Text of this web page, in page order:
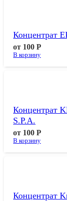
Концентрат
от 100Р
В корзину
Концентрат
S.p.A.
от 100Р
В корзину
Концентрат